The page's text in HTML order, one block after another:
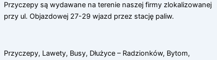
Przyczepy są wydawane na terenie naszej firmy zlokalizowanej
przy ul. Objazdowej 27-29 wjazd przez stację paliw.
Przyczepy, Lawety, Busy, Dłużyce – Radzionków, Bytom,